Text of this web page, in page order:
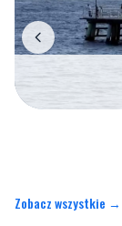
Zobacz wszystkie →